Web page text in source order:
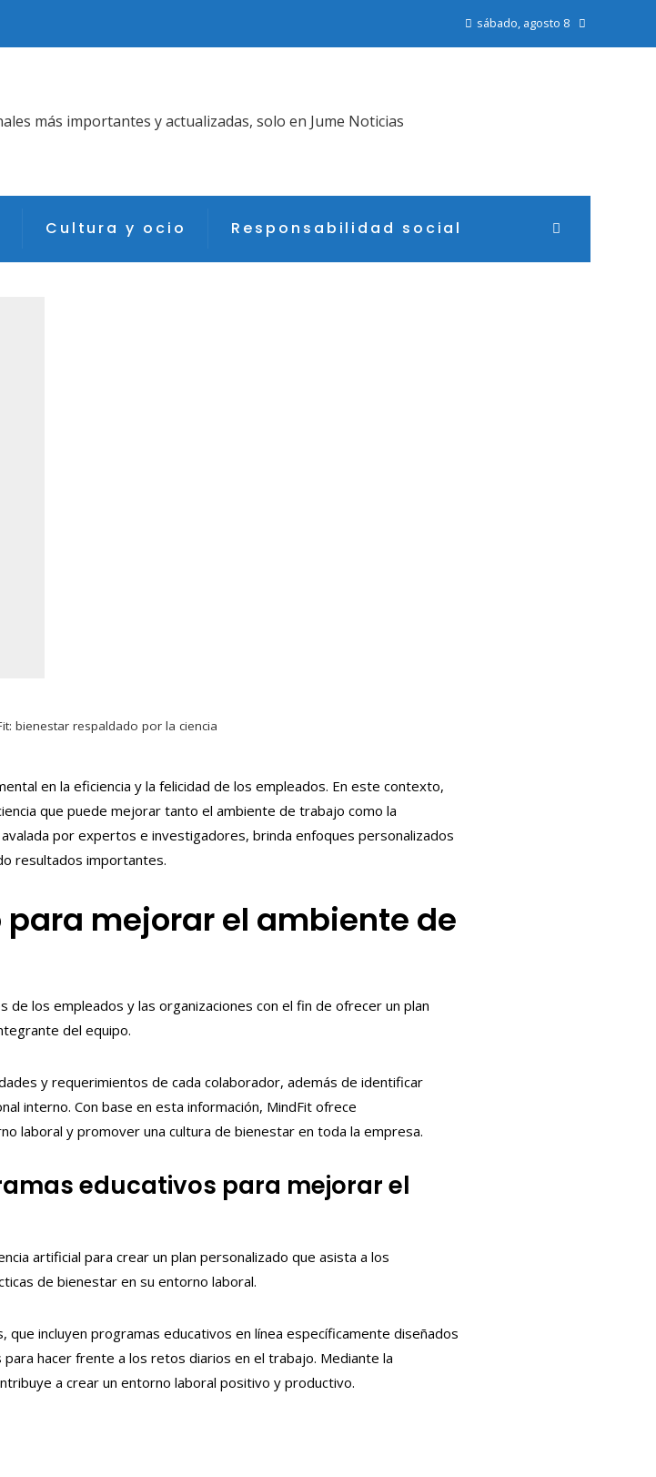
sábado, agosto 8
más importantes y actualizadas, solo en Jume Noticias
Cultura y ocio Responsabilidad social
bienestar respaldado por la ciencia
en la eficiencia y la felicidad de los empleados. En este contexto,
que puede mejorar tanto el ambiente de trabajo como la
por expertos e investigadores, brinda enfoques personalizados
resultados importantes.
mejorar el ambiente de
de los empleados y las organizaciones con el fin de ofrecer un plan
del equipo.
y requerimientos de cada colaborador, además de identificar
interno. Con base en esta información, MindFit ofrece
laboral y promover una cultura de bienestar en toda la empresa.
educativos para mejorar el
artificial para crear un plan personalizado que asista a los
de bienestar en su entorno laboral.
incluyen programas educativos en línea específicamente diseñados
hacer frente a los retos diarios en el trabajo. Mediante la
a crear un entorno laboral positivo y productivo.